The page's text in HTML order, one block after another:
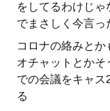
をしてるわけじ
でまさしく今言
コロナの絡みと
オチャットとか
での会議をキャス
る